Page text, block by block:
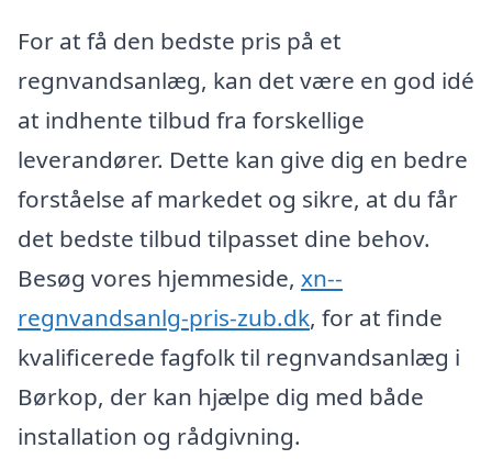
For at få den bedste pris på et
regnvandsanlæg, kan det være en god idé
at indhente tilbud fra forskellige
leverandører. Dette kan give dig en bedre
forståelse af markedet og sikre, at du får
det bedste tilbud tilpasset dine behov.
Besøg vores hjemmeside, xn--
regnvandsanlg-pris-zub.dk, for at finde
kvalificerede fagfolk til regnvandsanlæg i
Børkop, der kan hjælpe dig med både
installation og rådgivning.